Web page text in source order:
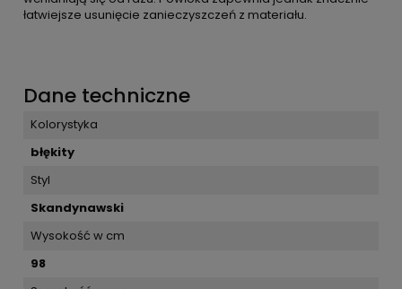
łatwiejsze usunięcie zanieczyszczeń z materiału.
Dane techniczne
Kolorystyka
błękity
Styl
Skandynawski
Wysokość w cm
98